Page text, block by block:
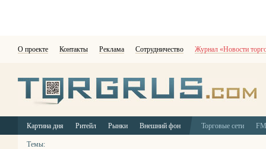
О проекте Контакты Реклама Сотрудничество Журнал «Новости
Картина дня Ритейл Рынки Внешний фон Торговые сети
Темы: